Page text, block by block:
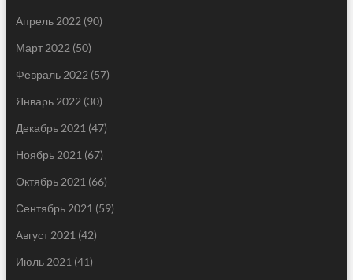
Апрель 2022 (90)
Март 2022 (50)
Февраль 2022 (57)
Январь 2022 (30)
Декабрь 2021 (47)
Ноябрь 2021 (67)
Октябрь 2021 (66)
Сентябрь 2021 (59)
Август 2021 (42)
Июль 2021 (41)